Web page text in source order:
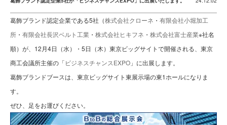
葛飾ブランド認定企業である5社（株式会社クローネ ・ 有限会社小堀加工
所 ・ 有限会社長沢ベルト工業 ・ 株式会社ヒキフネ ・ 株式会社富士産業※社名
順）が、12月4日（水）・5日（木）東京ビッグサイトで開催される、東京
商工会議所主催の「ビジネスチャンスEXPO 」に出展します。
葛飾ブランドブースは、東京ビッグサイト東展示場の東1ホールになりま
す。
ぜひ、足をお運びください。